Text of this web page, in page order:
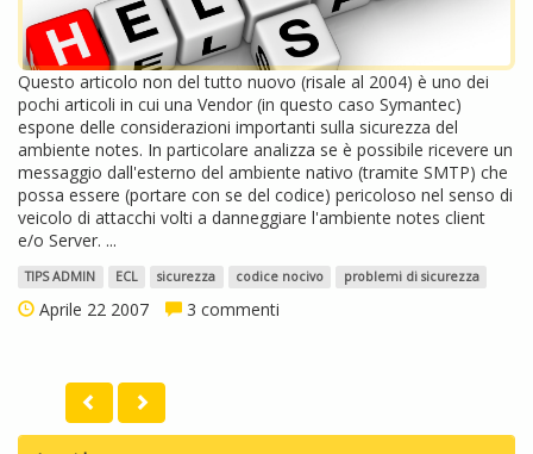
Questo articolo non del tutto nuovo (risale al 2004) è uno dei
pochi articoli in cui una Vendor (in questo caso Symantec)
espone delle considerazioni importanti sulla sicurezza del
ambiente notes. In particolare analizza se è possibile ricevere un
messaggio dall'esterno del ambiente nativo (tramite SMTP) che
possa essere (portare con se del codice) pericoloso nel senso di
veicolo di attacchi volti a danneggiare l'ambiente notes client
e/o Server. ...
TIPS ADMIN ECL sicurezza codice nocivo problemi di sicurezza
Aprile 22 2007 3 commenti